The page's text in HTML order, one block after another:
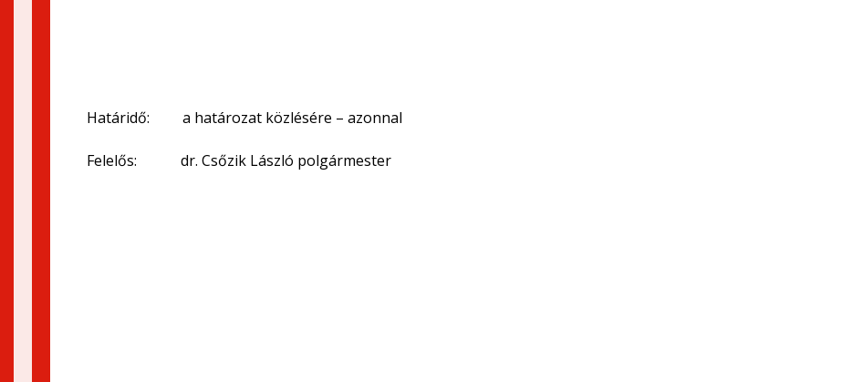
Határidő: a határozat közlésére – azonnal
Felelős: dr. Csőzik László polgármester